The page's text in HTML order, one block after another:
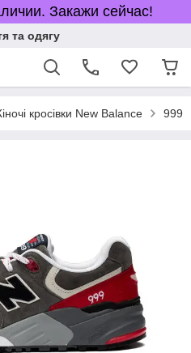
Закажи сейчас!
та одягу
кросівки New Balance 999